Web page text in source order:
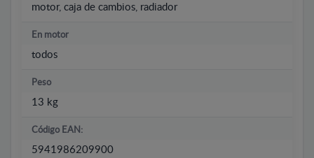
motor, caja de cambios, radiador
En motor
todos
Peso
13 kg
Código EAN:
5941986209900